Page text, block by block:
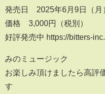
発売日 2025年6月9日（月
価格 3,000円（税別）
好評発売中 https://bitters-
みのミュージック
お楽しみ頂けましたら高評
す